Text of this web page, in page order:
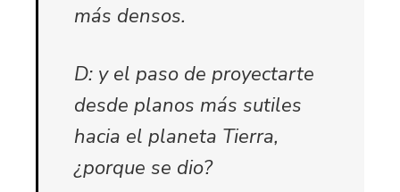
más densos.
D: y el paso de proyectarte
desde planos más sutiles
hacia el planeta Tierra,
¿porque se dio?